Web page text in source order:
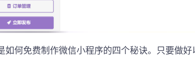
如何免费制作微信小程序的四个秘诀。只要做